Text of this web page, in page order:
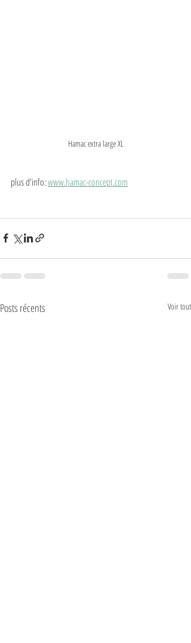
Hamac extra large XL
plus d'info: www.hamac-concept.com
Posts récents Voir tout